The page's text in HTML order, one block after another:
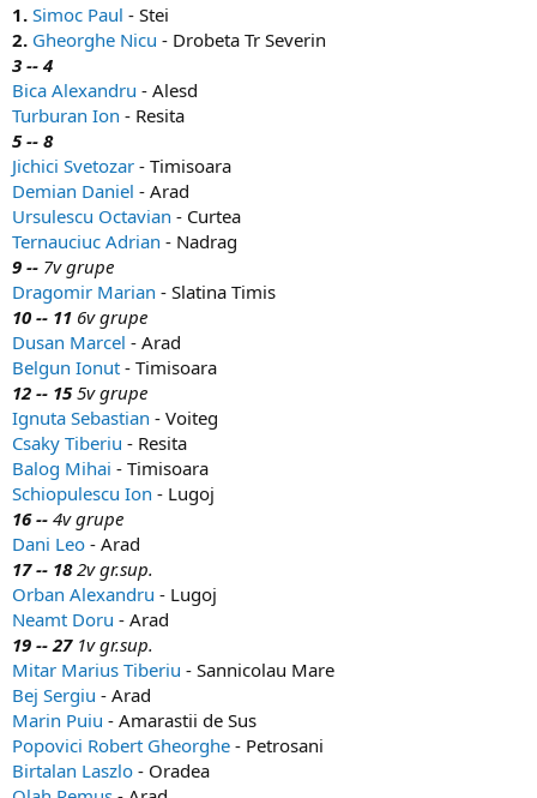
1. Simoc Paul - Stei
2. Gheorghe Nicu - Drobeta Tr Severin
3 -- 4
Bica Alexandru - Alesd
Turburan Ion - Resita
5 -- 8
Jichici Svetozar - Timisoara
Demian Daniel - Arad
Ursulescu Octavian - Curtea
Ternauciuc Adrian - Nadrag
9 -- 7v grupe
Dragomir Marian - Slatina Timis
10 -- 11 6v grupe
Dusan Marcel - Arad
Belgun Ionut - Timisoara
12 -- 155v grupe
Ignuta Sebastian - Voiteg
Csaky Tiberiu - Resita
Balog Mihai - Timisoara
Schiopulescu Ion - Lugoj
16 -- 4v grupe
Dani Leo - Arad
17 -- 182v gr.sup.
Orban Alexandru - Lugoj
Neamt Doru - Arad
19 -- 271v gr.sup.
Mitar Marius Tiberiu - Sannicolau Mare
Bej Sergiu - Arad
Marin Puiu - Amarastii de Sus
Popovici Robert Gheorghe - Petrosani
Birtalan Laszlo - Oradea